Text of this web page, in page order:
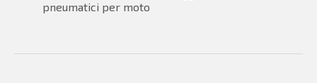
pneumatici per moto